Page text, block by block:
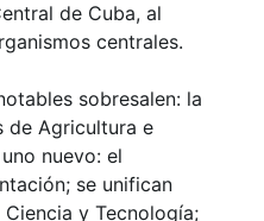
de Cuba, al
centrales.
sobresalen: la
de Agricultura e
nuevo: el
se unifican
y Tecnología;